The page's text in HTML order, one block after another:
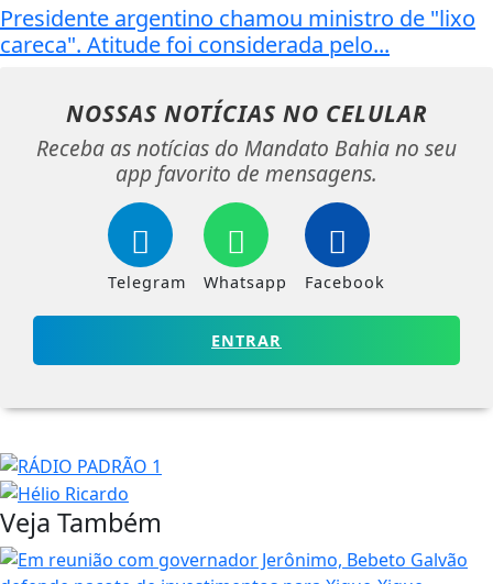
Presidente argentino chamou ministro de "lixo
careca". Atitude foi considerada pelo...
NOSSAS NOTÍCIAS NO CELULAR
Receba as notícias do Mandato Bahia no seu
app favorito de mensagens.
Telegram Whatsapp Facebook
ENTRAR
Veja Também